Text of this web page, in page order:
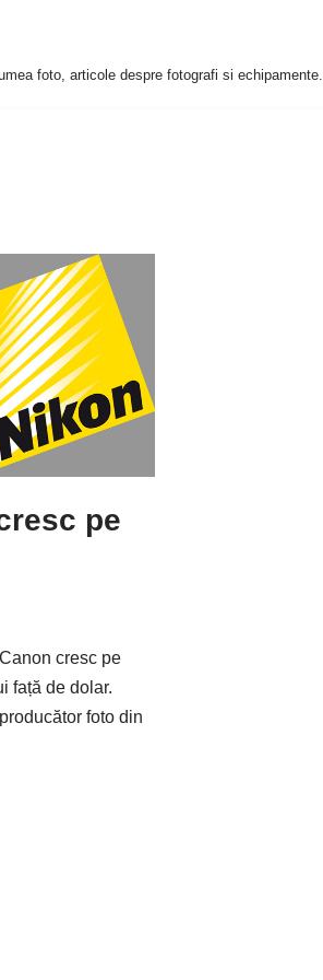
foto, articole despre fotografi si echipamente.
pe
cresc pe
față de dolar.
foto din